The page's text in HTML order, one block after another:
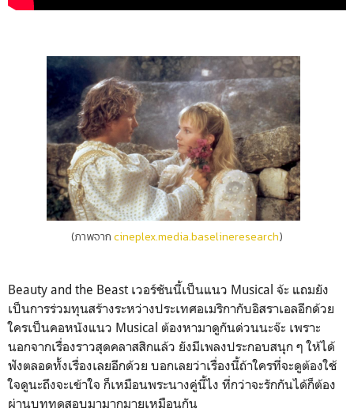
(ภาพจากcineplex.media.baselineresearch)
Beauty and the Beast เวอร์ชันนี้เป็นแนว Musical จ้ะ แถมยัง
เป็นการร่วมทุนสร้างระหว่างประเทศอเมริกากับอิสราเอลอีกด้วย
ใครเป็นคอหนังแนว Musical ต้องหามาดูกันด่วนนะจ๊ะ เพราะ
นอกจากเรื่องราวสุดคลาสสิกแล้ว ยังมีเพลงประกอบสนุก ๆ ให้ได้
ฟังตลอดทั้งเรื่องเลยอีกด้วย บอกเลยว่าเรื่องนี้ถ้าใครที่จะดูต้องใช้
ใจดูนะถึงจะเข้าใจ ก็เหมือนพระนางคู่นี้ไง ที่กว่าจะรักกันได้ก็ต้อง
ผ่านบททดสอบมามากมายเหมือนกัน